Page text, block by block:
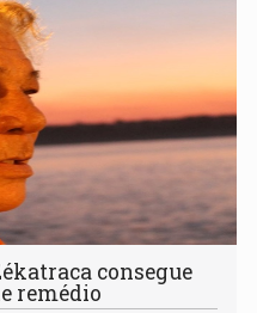
consegue
remédio